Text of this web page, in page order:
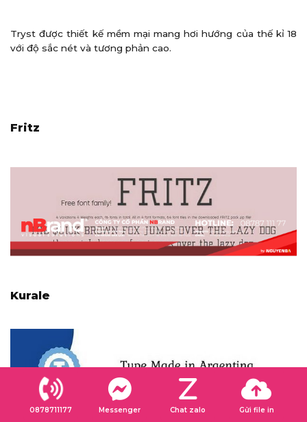
Tryst được thiết kế mềm mại mang hơi hướng của thế kỉ 18
với độ sắc nét và tương phản cao.
Fritz
Kurale
0878711177 Messenger Chat zalo Gửi file in